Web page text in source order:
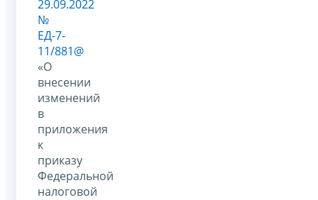
29.09.2022
№
ЕД-7-
11/881@
«О
внесении
изменений
в
приложения
к
приказу
Федеральной
налоговой